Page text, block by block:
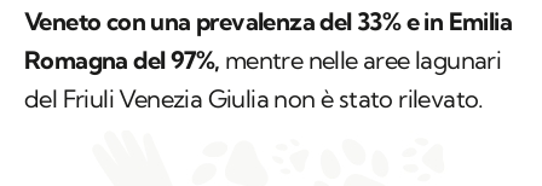
Veneto con una prevalenza del 33% e in Emilia
Romagna del 97%, mentre nelle aree lagunari
del Friuli Venezia Giulia non è stato rilevato.